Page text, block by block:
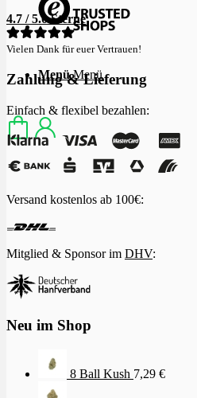
Menü Menü
4.7 / 5.0 Sterne
Vielen Dank für euer Vertrauen!
Zahlung & Lieferung
Einfach & flexibel bezahlen:
Versand kostenlos ab 100€:
Mitglied & Sponsor im DHV:
Neu im Shop
8 Ball Kush 7,29 €